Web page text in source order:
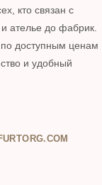
кто связан с
ателье до фабрик.
доступным ценам
и удобный